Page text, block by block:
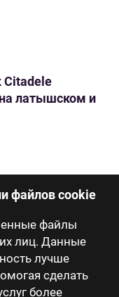
файлов cookie
файлы
лиц. Данные
лучше
сделать
более
Citadele
латышском и